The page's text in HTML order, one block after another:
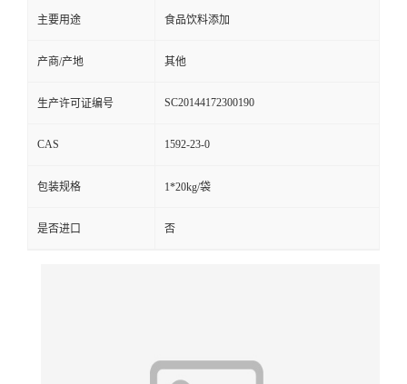
主要用途 食品饮料添加
产商/产地 其他
生产许可证编号 SC20144172300190
CAS 1592-23-0
包装规格 1*20kg/袋
是否进口 否